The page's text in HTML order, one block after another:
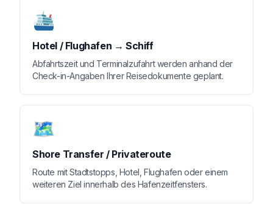
🛳️
Hotel / Flughafen → Schiff
Abfahrtszeit und Terminalzufahrt werden anhand der
Check-in-Angaben Ihrer Reisedokumente geplant.
🗺️
Shore Transfer / Privateroute
Route mit Stadtstopps, Hotel, Flughafen oder einem
weiteren Ziel innerhalb des Hafenzeitfensters.